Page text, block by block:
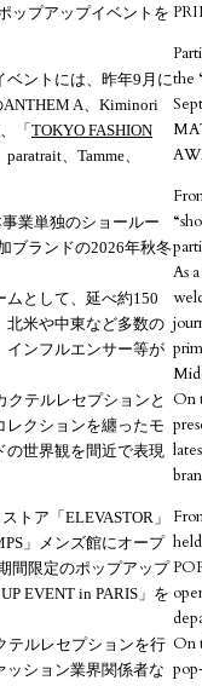
ップアップイベントを
ントには、昨年9月に
A、Kiminori
「 TOKYO FASHION
、Tamme、
業単独のショールー
ブランドの2026年秋冬
として、延べ約150
北米や中東など多数の
インフルエンサー等が
テルレセプションと
レクションを纏ったモ
の世界観を間近で表現
トア「ELEVASTOR」
」メンズ館にオープ
間限定のポップアップ
EVENT in PARIS」を
テルレセプションを行
ッション業界関係者な
the
As
On
On